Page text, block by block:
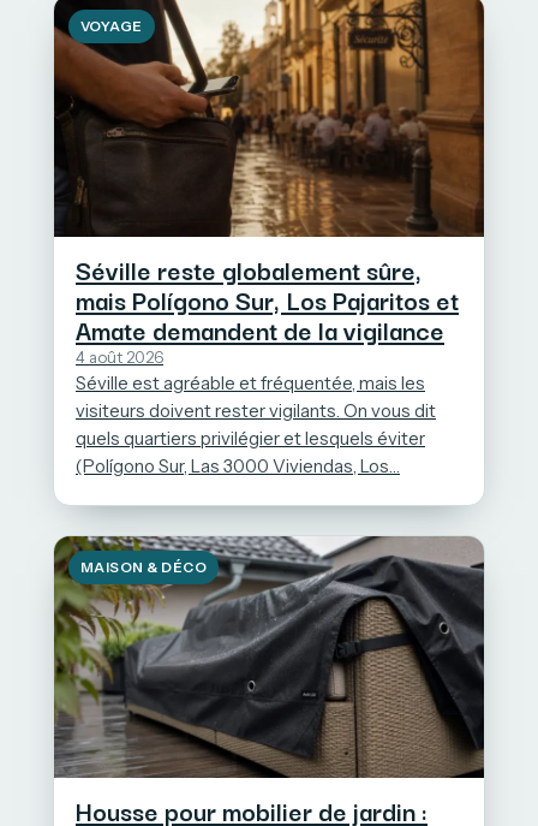
VOYAGE
Séville reste globalement sûre,
mais Polígono Sur, Los Pajaritos et
Amate demandent de la vigilance
4 août 2026
Séville est agréable et fréquentée, mais les
visiteurs doivent rester vigilants. On vous dit
quels quartiers privilégier et lesquels éviter
(Polígono Sur, Las 3000 Viviendas, Los…
MAISON & DÉCO
Housse pour mobilier de jardin :